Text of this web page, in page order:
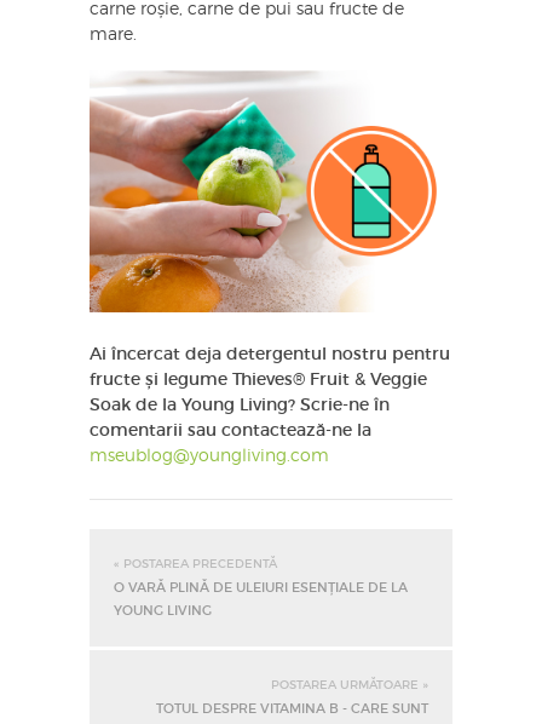
carne roșie, carne de pui sau fructe de
mare.
Ai încercat deja detergentul nostru pentru
fructe și legume Thieves® Fruit & Veggie
Soak de la Young Living? Scrie-ne în
comentarii sau contactează-ne la
mseublog@youngliving.com
« POSTAREA PRECEDENTĂ
O VARĂ PLINĂ DE ULEIURI ESENȚIALE DE LA
YOUNG LIVING
POSTAREA URMĂTOARE »
TOTUL DESPRE VITAMINA B - CARE SUNT